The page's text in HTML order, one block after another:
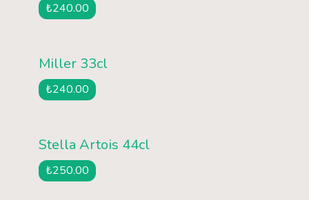
₺240.00
Miller 33cl
₺240.00
Stella Artois 44cl
₺250.00